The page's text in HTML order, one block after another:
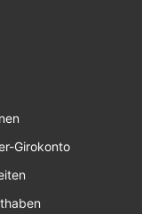
Girokonto